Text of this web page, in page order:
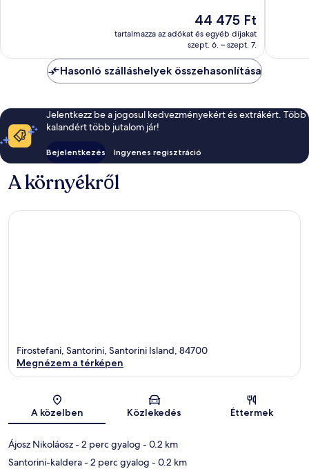
Az
ár
44 475 Ft
44 475 Ft
tartalmazza az adókat és egyéb díjakat
szept. 6. – szept. 7.
Hasonló szálláshelyek összehasonlítása
Jelentkezz be a jogosul kedvezményekért és extrákért. Több
kalandért több jutalom jár!
Bejelentkezés Ingyenes regisztráció
A környékről
Térkép
Firostefani, Santorini, Santorini Island, 84700
Megnézem a térképen
A közelben Közlekedés Éttermek
Ájosz Nikoláosz- 2 perc gyalog - 0.2 km
Santorini-kaldera- 2 perc gyalog - 0.2 km